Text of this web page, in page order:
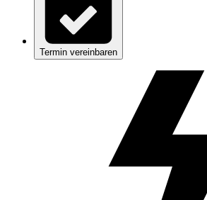
Termin vereinbaren